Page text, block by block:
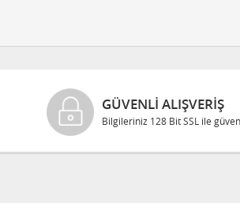
GÜVENLI ALIŞVERIŞ
Bilgileriniz 128 Bit SSL ile